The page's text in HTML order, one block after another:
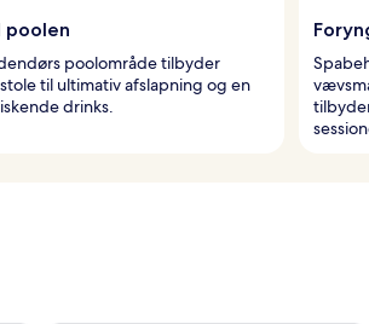
poolen
poolområde tilbyder
til ultimativ afslapning og en
drinks.